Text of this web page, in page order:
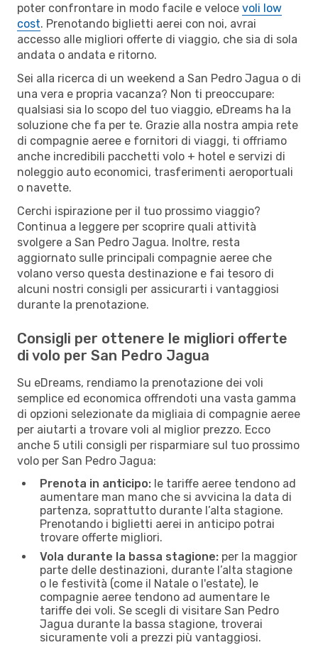
poter confrontare in modo facile e veloce voli low
cost. Prenotando biglietti aerei con noi, avrai
accesso alle migliori offerte di viaggio, che sia di sola
andata o andata e ritorno.
Sei alla ricerca di un weekend a San Pedro Jagua o di
una vera e propria vacanza? Non ti preoccupare:
qualsiasi sia lo scopo del tuo viaggio, eDreams ha la
soluzione che fa per te. Grazie alla nostra ampia rete
di compagnie aeree e fornitori di viaggi, ti offriamo
anche incredibili pacchetti volo + hotel e servizi di
noleggio auto economici, trasferimenti aeroportuali
o navette.
Cerchi ispirazione per il tuo prossimo viaggio?
Continua a leggere per scoprire quali attività
svolgere a San Pedro Jagua. Inoltre, resta
aggiornato sulle principali compagnie aeree che
volano verso questa destinazione e fai tesoro di
alcuni nostri consigli per assicurarti i vantaggiosi
durante la prenotazione.
Consigli per ottenere le migliori offerte
di volo per San Pedro Jagua
Su eDreams, rendiamo la prenotazione dei voli
semplice ed economica offrendoti una vasta gamma
di opzioni selezionate da migliaia di compagnie aeree
per aiutarti a trovare voli al miglior prezzo. Ecco
anche 5 utili consigli per risparmiare sul tuo prossimo
volo per San Pedro Jagua:
Prenota in anticipo: le tariffe aeree tendono ad
aumentare man mano che si avvicina la data di
partenza, soprattutto durante l’alta stagione.
Prenotando i biglietti aerei in anticipo potrai
trovare offerte migliori.
Vola durante la bassa stagione: per la maggior
parte delle destinazioni, durante l’alta stagione
o le festività (come il Natale o l'estate), le
compagnie aeree tendono ad aumentare le
tariffe dei voli. Se scegli di visitare San Pedro
Jagua durante la bassa stagione, troverai
sicuramente voli a prezzi più vantaggiosi.